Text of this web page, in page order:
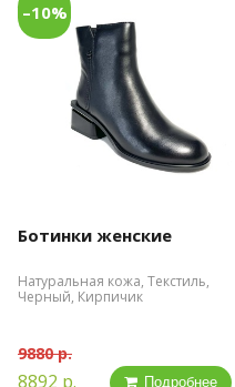
–10%
Ботинки женские
Натуральная кожа, Текстиль,
Черный, Кирпичик
9880 р.
8892 р. Подробнее